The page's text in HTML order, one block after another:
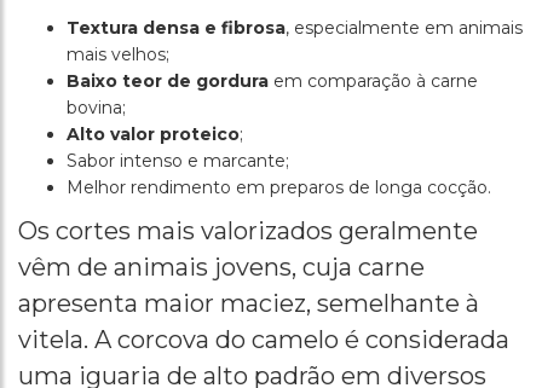
Textura densa e fibrosa, especialmente em animais
mais velhos;
Baixo teor de gordura em comparação à carne
bovina;
Alto valor proteico;
Sabor intenso e marcante;
Melhor rendimento em preparos de longa cocção.
Os cortes mais valorizados geralmente
vêm de animais jovens, cuja carne
apresenta maior maciez, semelhante à
vitela. A corcova do camelo é considerada
uma iguaria de alto padrão em diversos